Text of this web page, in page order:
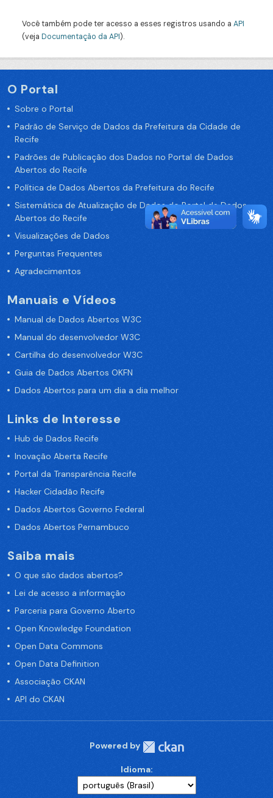
Você também pode ter acesso a esses registros usando a API
(veja Documentação da API).
O Portal
Sobre o Portal
Padrão de Serviço de Dados da Prefeitura da Cidade de
Recife
Padrões de Publicação dos Dados no Portal de Dados
Abertos do Recife
Política de Dados Abertos da Prefeitura do Recife
Sistemática de Atualização de Dados do Portal de Dados
Abertos do Recife
Visualizações de Dados
Perguntas Frequentes
Agradecimentos
Manuais e Vídeos
Manual de Dados Abertos W3C
Manual do desenvolvedor W3C
Cartilha do desenvolvedor W3C
Guia de Dados Abertos OKFN
Dados Abertos para um dia a dia melhor
Links de Interesse
Hub de Dados Recife
Inovação Aberta Recife
Portal da Transparência Recife
Hacker Cidadão Recife
Dados Abertos Governo Federal
Dados Abertos Pernambuco
Saiba mais
O que são dados abertos?
Lei de acesso a informação
Parceria para Governo Aberto
Open Knowledge Foundation
Open Data Commons
Open Data Definition
Associação CKAN
API do CKAN
Powered by
Idioma